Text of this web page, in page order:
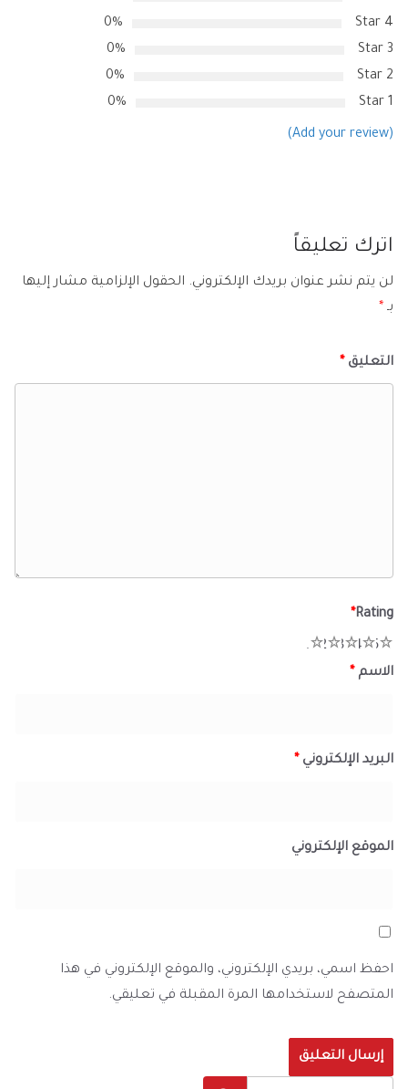
4 Star
0%
3 Star
0%
2 Star
0%
1 Star
0%
(Add your review)
اترك تعليقاً
لن يتم نشر عنوان بريدك الإلكتروني. الحقول الإلزامية مشار إليها
بـ *
التعليق *
Rating
*
5
4
3
2
الاسم *
البريد الإلكتروني *
الموقع الإلكتروني
احفظ اسمي، بريدي الإلكتروني، والموقع الإلكتروني في هذا
المتصفح لاستخدامها المرة المقبلة في تعليقي.